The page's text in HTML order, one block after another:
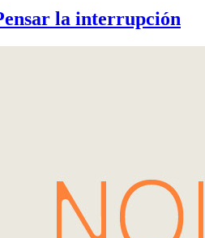
la interrupción